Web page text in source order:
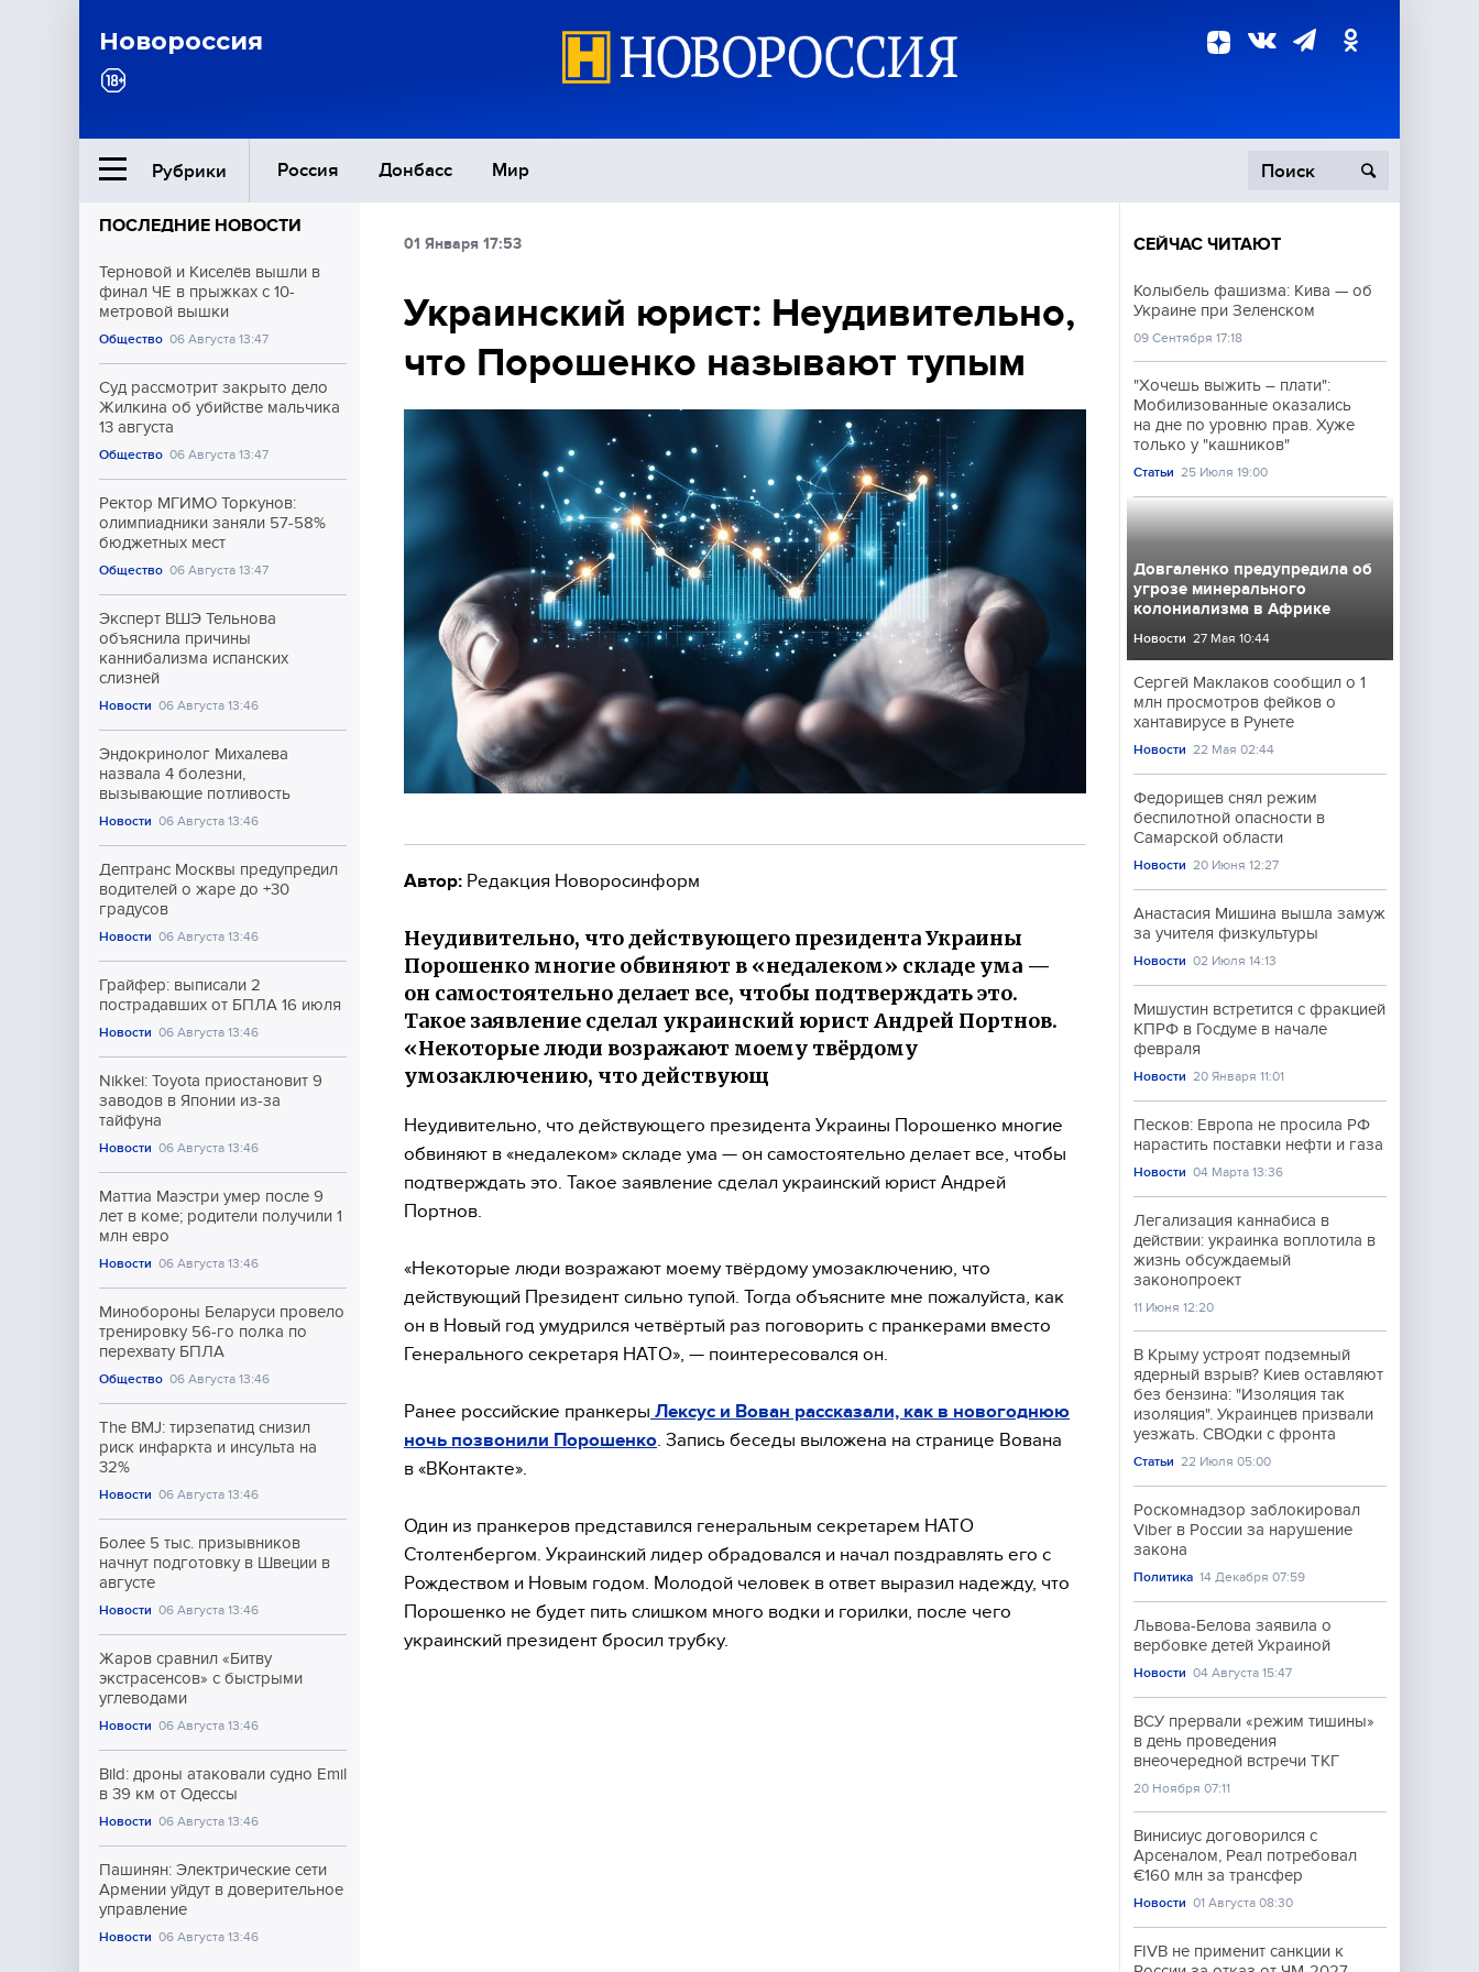
Новороссия
Рубрики Россия Донбасс Мир
Ближний Восток
Общество
Экономика
Происшествия
Культура
ПОСЛЕДНИЕ НОВОСТИ
Терновой и Киселёв вышли в
финал ЧЕ в прыжках с 10-
метровой вышки
Общество 06 Августа 13:47
Суд рассмотрит закрыто дело
Жилкина об убийстве мальчика
13 августа
Общество 06 Августа 13:47
Ректор МГИМО Торкунов:
олимпиадники заняли 57-58%
бюджетных мест
Общество 06 Августа 13:47
Эксперт ВШЭ Тельнова
объяснила причины
каннибализма испанских
слизней
Новости 06 Августа 13:46
Эндокринолог Михалева
назвала 4 болезни,
вызывающие потливость
Новости 06 Августа 13:46
Дептранс Москвы предупредил
водителей о жаре до +30
градусов
Новости 06 Августа 13:46
Грайфер: выписали 2
пострадавших от БПЛА 16 июля
Новости 06 Августа 13:46
Nikkei: Toyota приостановит 9
заводов в Японии из-за
тайфуна
Новости 06 Августа 13:46
Маттиа Маэстри умер после 9
лет в коме; родители получили 1
млн евро
Новости 06 Августа 13:46
Минобороны Беларуси провело
тренировку 56-го полка по
перехвату БПЛА
Общество 06 Августа 13:46
The BMJ: тирзепатид снизил
риск инфаркта и инсульта на
32%
Новости 06 Августа 13:46
Более 5 тыс. призывников
начнут подготовку в Швеции в
августе
Новости 06 Августа 13:46
Жаров сравнил «Битву
экстрасенсов» с быстрыми
углеводами
Новости 06 Августа 13:46
Bild: дроны атаковали судно Emil
в 39 км от Одессы
Новости 06 Августа 13:46
Пашинян: Электрические сети
Армении уйдут в доверительное
управление
Новости 06 Августа 13:46
01 Января 17:53
Украинский юрист: Неудивительно,
что Порошенко называют тупым
Автор: Редакция Новоросинформ
Неудивительно, что действующего президента Украины
Порошенко многие обвиняют в «недалеком» складе ума —
он самостоятельно делает все, чтобы подтверждать это.
Такое заявление сделал украинский юрист Андрей Портнов.
«Некоторые люди возражают моему твёрдому
умозаключению, что действующ
Неудивительно, что действующего президента Украины Порошенко многие
обвиняют в «недалеком» складе ума — он самостоятельно делает все, чтобы
подтверждать это. Такое заявление сделал украинский юрист Андрей
Портнов.
«Некоторые люди возражают моему твёрдому умозаключению, что
действующий Президент сильно тупой. Тогда объясните мне пожалуйста, как
он в Новый год умудрился четвёртый раз поговорить с пранкерами вместо
Генерального секретаря НАТО», — поинтересовался он.
Ранее российские пранкеры Лексус и Вован рассказали, как в новогоднюю
ночь позвонили Порошенко . Запись беседы выложена на странице Вована
в «ВКонтакте».
Один из пранкеров представился генеральным секретарем НАТО
Столтенбергом. Украинский лидер обрадовался и начал поздравлять его с
Рождеством и Новым годом. Молодой человек в ответ выразил надежду, что
Порошенко не будет пить слишком много водки и горилки, после чего
украинский президент бросил трубку.
СЕЙЧАС ЧИТАЮТ
Колыбель фашизма: Кива — об
Украине при Зеленском
09 Сентября 17:18
"Хочешь выжить – плати":
Мобилизованные оказались
на дне по уровню прав. Хуже
только у "кашников"
Статьи 25 Июля 19:00
Довгаленко предупредила об
угрозе минерального
колониализма в Африке
Новости 27 Мая 10:44
Сергей Маклаков сообщил о 1
млн просмотров фейков о
хантавирусе в Рунете
Новости 22 Мая 02:44
Федорищев снял режим
беспилотной опасности в
Самарской области
Новости 20 Июня 12:27
Анастасия Мишина вышла замуж
за учителя физкультуры
Новости 02 Июля 14:13
Мишустин встретится с фракцией
КПРФ в Госдуме в начале
февраля
Новости 20 Января 11:01
Песков: Европа не просила РФ
нарастить поставки нефти и газа
Новости 04 Марта 13:36
Легализация каннабиса в
действии: украинка воплотила в
жизнь обсуждаемый
законопроект
11 Июня 12:20
В Крыму устроят подземный
ядерный взрыв? Киев оставляют
без бензина: "Изоляция так
изоляция". Украинцев призвали
уезжать. СВОдки с фронта
Статьи 22 Июля 05:00
Роскомнадзор заблокировал
Viber в России за нарушение
закона
Политика 14 Декабря 07:59
Львова-Белова заявила о
вербовке детей Украиной
Новости 04 Августа 15:47
ВСУ прервали «режим тишины»
в день проведения
внеочередной встречи ТКГ
20 Ноября 07:11
Винисиус договорился с
Арсеналом, Реал потребовал
€160 млн за трансфер
Новости 01 Августа 08:30
FIVB не применит санкции к